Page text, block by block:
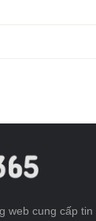
web cung cấp